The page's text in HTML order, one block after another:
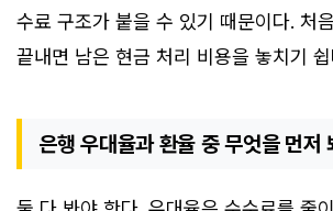
수료 구조가 붙을 수 있기 때문이다. 처
끝내면 남은 현금 처리 비용을 놓치기
은행 우대율과 환율 중 무엇을 먼저